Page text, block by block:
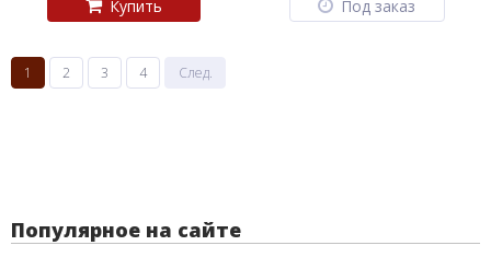
Купить Под заказ
1 2 3 4 След.
Популярное на сайте